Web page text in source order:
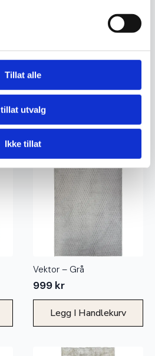
Tillat alle
tillat utvalg
Ikke tillat
Nimbus – Cream
Vektor – Grå
999 kr
Legg I Handlekurv